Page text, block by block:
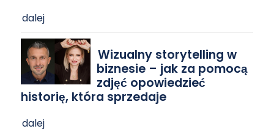
dalej
Wizualny storytelling w
biznesie – jak za pomocą
zdjęć opowiedzieć
historię, która sprzedaje
dalej